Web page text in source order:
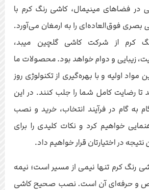
در فضاهای مینیمال، کاشی رنگ کرم با
بصری فوق‌العاده‌ای را به ارمغان می‌آورد.
کرم از شرکت کاشی گلچین میبد،
زیبایی و دوام خواهد بود. محصولات ما
مواد اولیه و با بهره‌گیری از تکنولوژی روز
تا رضایت کامل شما را جلب کنند. در این
به گام در فرآیند انتخاب، خرید و نصب
خواهیم کرد و نکات کلیدی را برای
در اختیارتان قرار خواهیم داد.
رنگ کرم تنها نیمی از مسیر است؛ نیمه
و حرفه‌ای آن است. نصب صحیح کاشی